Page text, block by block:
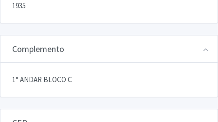
1935
Complemento
1° ANDAR BLOCO C